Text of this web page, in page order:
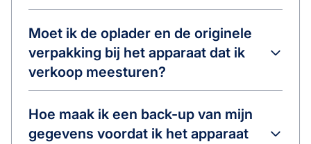
Moet ik de oplader en de originele
verpakking bij het apparaat dat ik
verkoop meesturen?
Hoe maak ik een back-up van mijn
gegevens voordat ik het apparaat